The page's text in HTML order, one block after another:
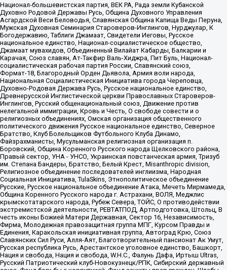
Национал-большевистская партия, ВЕК РА, Рада земли Кубанской
Духовно Родовой Державы Русь, Община Духовного Управления
Асгардской Веси Беловодья, Славянская Община Капища Веды Перуна,
Мужская Духовная Семинария Староверов-Инглингов, Нурджулар, К
Богодержавию, Таблиги Джамаат, Свидетели Иеговы, Русское
национальное единство, Национал-социалистическое общество,
Джамаат мувахидов, Объединенный Вилайат Кабарды, Балкарии и
Карачая, Союз славян, Ат-Такфир Валь-Хиджра, Пит Буль, Национал-
социалистическая рабочая партия России, Славянский союз,
Формат-18, Благородный Орден Дьявола, Армия воли народа,
Национальная Социалистическая Инициатива города Череповца,
Духовно-Родовая Держава Русь, Русское национальное единство,
Древнерусской Инглистической церкви Православных Староверов-
Инглингов, Русский общенациональный союз, Движение против
нелегальной иммиграции, Кровь и Честь, О свободе совести и о
религиозных объединениях, Омская организация общественного
политического движения Русское национальное единство, Северное
Братство, Клуб Болельщиков Футбольного Клуба Динамо,
Файзрахманисты, Мусульманская религиозная организация п.
Боровский, Община Коренного Русского народа Щелковского района,
Правый сектор, УНА - УНСО, Украинская повстанческая армия, Тризуб
им. Степана Бандеры, Братство, Белый Крест, Misanthropic division,
Религиозное объединение последователей инглиизма, Народная
Социальная Инициатива, TulaSkins, Этнополитическое объединение
Русские, Русское национальное объединение Атака, Мечеть Мирмамеда,
Община Коренного Русского народа г. Астрахани, ВОЛЯ, Меджлис
крымскотатарского народа, Рубеж Севера, ТОЙС, О противодействии
экстремистской деятельности, РЕВТАТПОД, Артподготовка, Штольц, В
честь иконы Божией Матери Державная, Сектор 16, Независимость,
Фирма, Молодежная правозащитная группа МПГ, Курсом Правды и
Единения, Каракольская инициативная группа, Автоград Крю, Союз
Славянских Сил Руси, Алля-Аят, Благотворительный пансионат Ак Умут,
Русская республика Русь, Арестантское уголовное единство, Башкорт,
Нация и свобода, Нация и свобода, W.H.С., Фалунь Дафа, Иртыш Ultras,
Русский Патриотический клуб-Новокузнецк/РПК, Сибирский державный